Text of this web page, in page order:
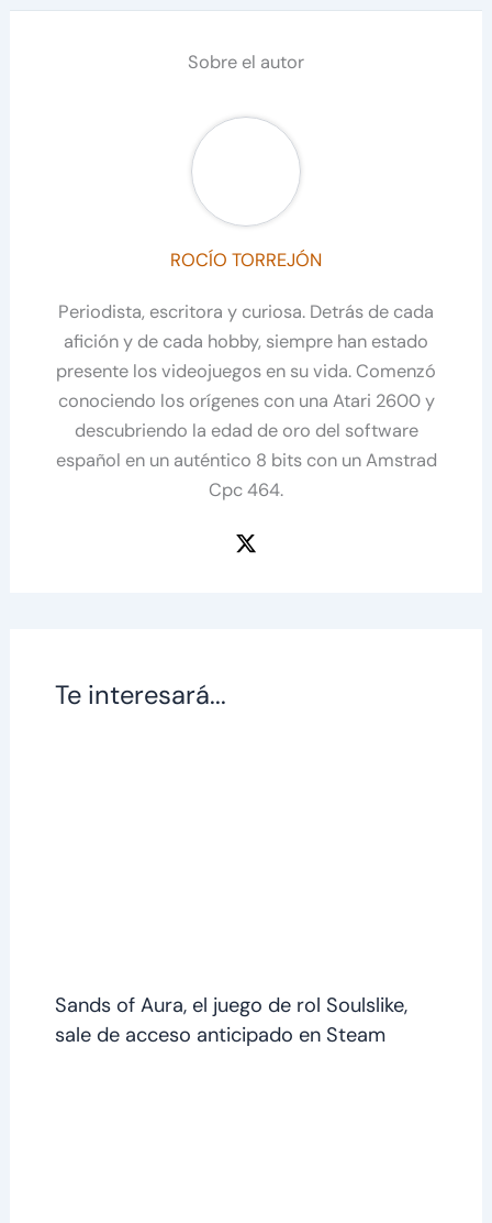
Sobre el autor
ROCÍO TORREJÓN
Periodista, escritora y curiosa. Detrás de cada
afición y de cada hobby, siempre han estado
presente los videojuegos en su vida. Comenzó
conociendo los orígenes con una Atari 2600 y
descubriendo la edad de oro del software
español en un auténtico 8 bits con un Amstrad
Cpc 464.
Te interesará...
Sands of Aura, el juego de rol Soulslike,
sale de acceso anticipado en Steam